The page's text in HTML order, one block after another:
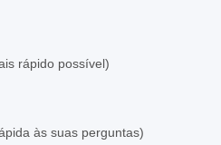
rápido possível)
às suas perguntas)